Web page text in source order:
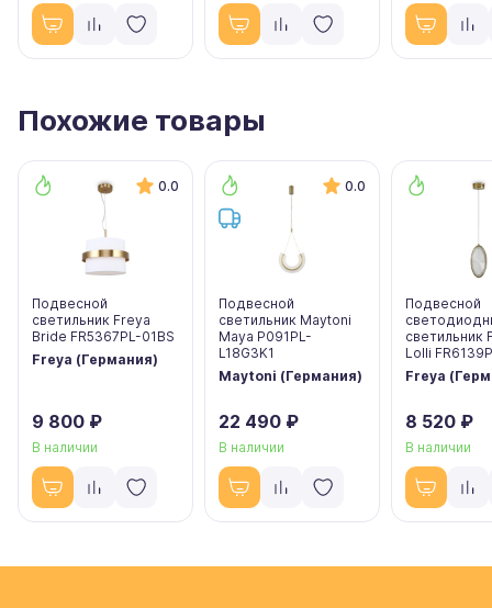
Похожие товары
0.0
Подвесной
светильник Freya
Bride FR5367PL-01BS
Freya (Германия)
9 800 ₽
В наличии
0.0
Подвесной
светильник Maytoni
Maya P091PL-
L18G3K1
Maytoni (Германия)
22 490 ₽
В наличии
Подвесной
светильник
Lolli
Freya
8 520 ₽
В наличии